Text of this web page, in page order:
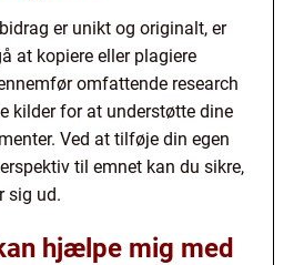
er unikt og originalt, er
at kopiere eller plagiere
omfattende research
kilder for at understøtte dine
Ved at tilføje din egen
til emnet kan du sikre,
sig ud.
hjælpe mig med